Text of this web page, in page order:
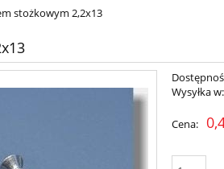
stożkowym 2,2x13
Wysyłka w:
Cena: